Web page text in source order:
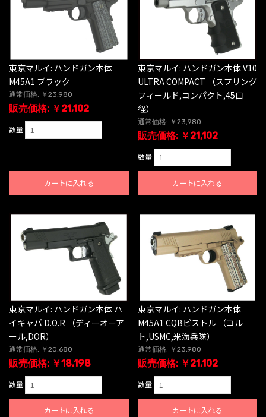
東京マルイ: ハンドガン本体
M45A1 ブラック
通常価格: ￥23,980
販売価格: ￥21,102
数量
カートに入れる
東京マルイ: ハンドガン本体 V10
ULTRA COMPACT （スプリング
フィールド,コンパクト,45口
径）
通常価格: ￥23,980
販売価格: ￥21,102
数量
カートに入れる
東京マルイ: ハンドガン本体 ハ
イキャパ D.O.R （ディーオーア
ール,DOR）
通常価格: ￥20,680
販売価格: ￥18,198
数量
カートに入れる
東京マルイ: ハンドガン本体
M45A1 CQBピストル （コル
ト,USMC,米海兵隊）
通常価格: ￥23,980
販売価格: ￥21,102
数量
カートに入れる